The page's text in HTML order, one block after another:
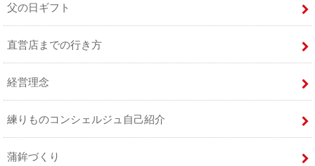
父の日ギフト
直営店までの行き方
経営理念
練りものコンシェルジュ自己紹介
蒲鉾づくり